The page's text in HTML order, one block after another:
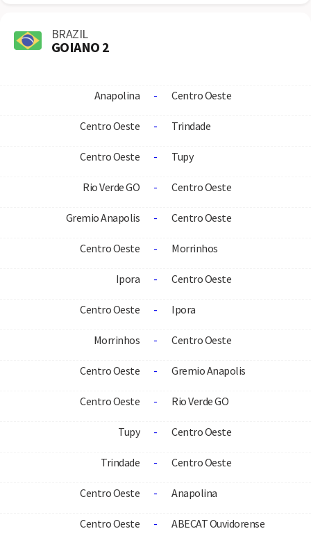
BRAZIL
GOIANO 2
Anapolina - Centro Oeste
Centro Oeste - Trindade
Centro Oeste - Tupy
Rio Verde GO - Centro Oeste
Gremio Anapolis - Centro Oeste
Centro Oeste - Morrinhos
Ipora - Centro Oeste
Centro Oeste - Ipora
Morrinhos - Centro Oeste
Centro Oeste - Gremio Anapolis
Centro Oeste - Rio Verde GO
Tupy - Centro Oeste
Trindade - Centro Oeste
Centro Oeste - Anapolina
Centro Oeste - ABECAT Ouvidorense